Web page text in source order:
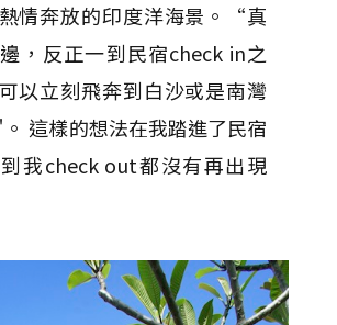
情奔放的印度洋海景。“真
，反正一到民宿check in之
以立刻飛奔到白沙或是南灣
這樣的想法在我踏進了民宿
我check out都沒有再出現